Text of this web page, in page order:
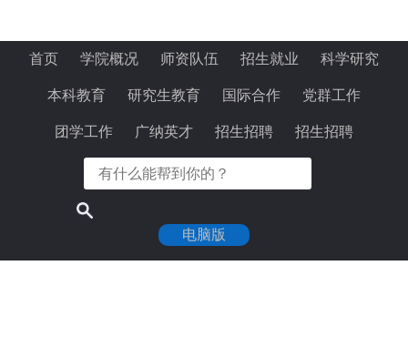
首页 学院概况 师资队伍 招生就业 科学研究
本科教育 研究生教育 国际合作 党群工作
团学工作 广纳英才 招生招聘 招生招聘
电脑版